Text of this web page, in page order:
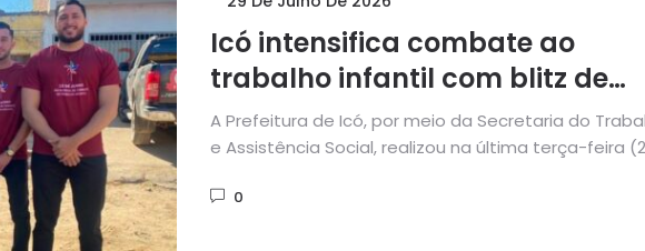
Icó intensifica combate ao
trabalho infantil com blitz de
conscientização na
Três Bodegas
A Prefeitura de Icó, por meio da Secretaria do
e Assistência Social, realizou na última terça-feira
0